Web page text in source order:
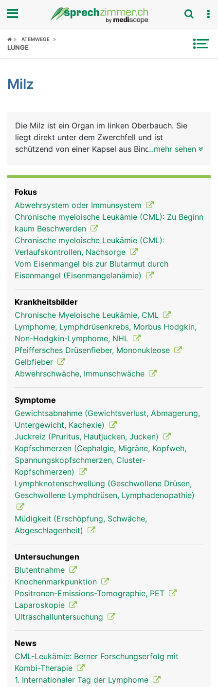
Fokus
Symptome
News
Rubriken
ATEMWEGE
LUNGE
Milz
Die Milz ist ein Organ im linken Oberbauch. Sie
liegt direkt unter dem Zwerchfell und ist
schützend von einer Kapsel aus Bindegewebe
sogenannten B- und T-Lymphozyten, die als
"Killerzellen" Fremdstoffe wie Bakterien und Viren
erkennen und vernichten können. Ausserdem
werden in der Milz überalterte rote Blutkörperchen
(Erythrozyten) und Blutplättchen (Thrombozyten)
aussortiert und abgebaut.
milz frau milz mann
...mehr sehen
Fokus
Abwehrsystem oder Immunsystem
Chronische myeloische Leukämie (CML): Zu Beginn
kaum Beschwerden
Chronische myeloische Leukämie (CML):
Verlaufskontrollen, Nachsorge
Vom Eisenmangel bis zur Blutarmut durch
Eisenmangel (Eisenmangelanämie)
Krankheitsbilder
Chronische Myeloische Leukämie, CML
Lymphome, Lymphdrüsenkrebs, Morbus Hodgkin,
Non-Hodgkin-Lymphome, NHL
Pfeiffersches Drüsenfieber, Mononukleose
Gelbfieber
Abwehrschwäche, Immunschwäche
Symptome
Gewichtsabnahme (Gewichtsverlust, Abmagerung,
Untergewicht, Kachexie)
Juckreiz (Pruritus, Hautjucken, Jucken)
Kopfschmerzen (Cephalgie, Migräne, Kopfweh,
Spannungskopfschmerzen, Cluster-
Kopfschmerzen)
Lymphknotenschwellung (Geschwollene Drüsen,
Geschwollene Lymphdrüsen, Lymphadenopathie)
Müdigkeit (Erschöpfung, Schwäche,
Abgeschlagenheit)
Untersuchungen
Blutentnahme
Knochenmarkpunktion
Positronen-Emissions-Tomographie, PET
Laparoskopie
Ultraschalluntersuchung
News
CML-Leukämie: Berner Forschungserfolg mit
Kombi-Therapie
1. Internationaler Tag der Lymphome